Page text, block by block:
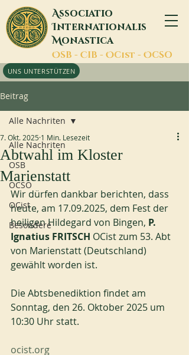
Associatio
Internationalis
Monastica
OSB - CIB - OCist - OCSO
UNS UNTERSTÜTZEN
Beitrag
Alle Nachriten
OSB
OCSO
OCist
Besondere
Alle Nachriten
Abtwahl im Kloster
Marienstatt
7. Okt. 2025 1 Min. Lesezeit
Wir dürfen dankbar berichten, dass
heute, am 17.09.2025, dem Fest der
heiligen Hildegard von Bingen, P.
Ignatius FRITSCH OCist zum 53. Abt
von Marienstatt (Deutschland)
gewählt worden ist.
Die Abtsbenediktion findet am
Sonntag, den 26. Oktober 2025 um
10:30 Uhr statt.
ocist.org